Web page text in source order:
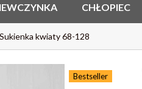
CHŁOPIEC
Sukienka kwiaty 68-128
Bestseller